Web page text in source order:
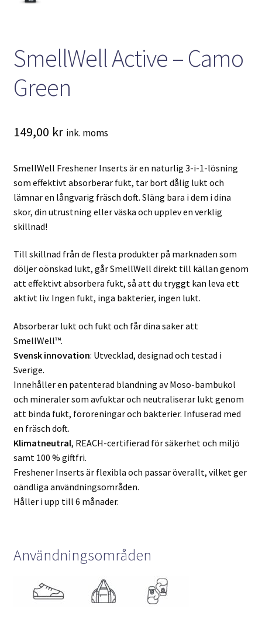
SmellWell Active – Camo
Green
149,00 kr ink. moms
SmellWell Freshener Inserts är en naturlig 3-i-1-lösning
som effektivt absorberar fukt, tar bort dålig lukt och
lämnar en långvarig fräsch doft. Släng bara i dem i dina
skor, din utrustning eller väska och upplev en verklig
skillnad!
Till skillnad från de flesta produkter på marknaden som
döljer oönskad lukt, går SmellWell direkt till källan genom
att effektivt absorbera fukt, så att du tryggt kan leva ett
aktivt liv. Ingen fukt, inga bakterier, ingen lukt.
Absorberar lukt och fukt och får dina saker att
SmellWell™.
Svensk innovation: Utvecklad, designad och testad i
Sverige.
Innehåller en patenterad blandning av Moso-bambukol
och mineraler som avfuktar och neutraliserar lukt genom
att binda fukt, föroreningar och bakterier. Infuserad med
en fräsch doft.
Klimatneutral, REACH-certifierad för säkerhet och miljö
samt 100 % giftfri.
Freshener Inserts är flexibla och passar överallt, vilket ger
oändliga användningsområden.
Håller i upp till 6 månader.
Användningsområden